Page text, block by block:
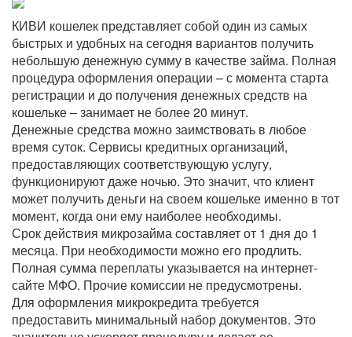
КИВИ кошелек представляет собой один из самых
быстрых и удобных на сегодня вариантов получить
небольшую денежную сумму в качестве займа. Полная
процедура оформления операции – с момента старта
регистрации и до получения денежных средств на
кошельке – занимает не более 20 минут.
Денежные средства можно заимствовать в любое
время суток. Сервисы кредитных организаций,
предоставляющих соответствующую услугу,
функционируют даже ночью. Это значит, что клиент
может получить деньги на своем кошельке именно в тот
момент, когда они ему наиболее необходимы.
Срок действия микрозайма составляет от 1 дня до 1
месяца. При необходимости можно его продлить.
Полная сумма переплаты указывается на интернет-
сайте МФО. Прочие комиссии не предусмотрены.
Для оформления микрокредита требуется
предоставить минимальный набор документов. Это